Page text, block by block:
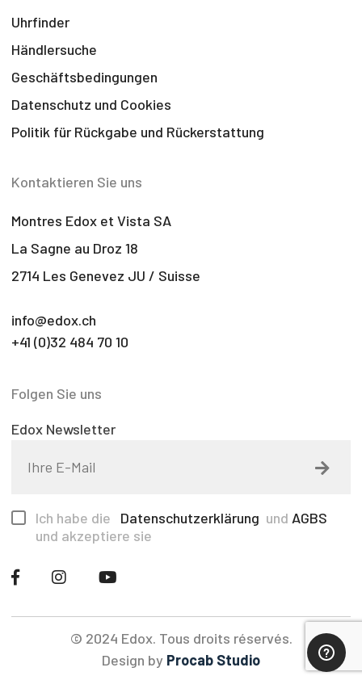
Uhrfinder
Händlersuche
Geschäftsbedingungen
Datenschutz und Cookies
Politik für Rückgabe und Rückerstattung
Kontaktieren Sie uns
Montres Edox et Vista SA
La Sagne au Droz 18
2714 Les Genevez JU / Suisse
info@edox.ch
+41 (0)32 484 70 10
Folgen Sie uns
Edox Newsletter
Ich habe die Datenschutzerklärung und AGBS
und akzeptiere sie
© 2024 Edox. Tous droits réservés.
Design by Procab Studio